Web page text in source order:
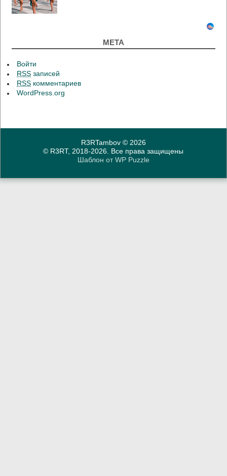
МЕТА
Войти
RSS записей
RSS комментариев
WordPress.org
R3RTambov© 2026
© R3RT, 2018-2026. Все права защищены
Шаблон отWP Puzzle